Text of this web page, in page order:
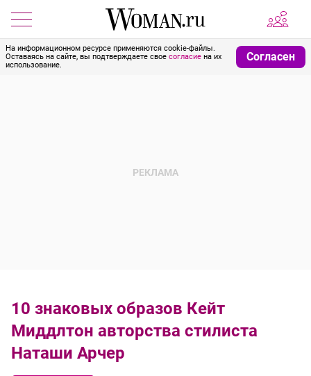
На информационном ресурсе применяются cookie-файлы.
Оставаясь на сайте, вы подтверждаете свое согласие на их
использование.
Согласен
10 знаковых образов Кейт
Миддлтон авторства стилиста
Наташи Арчер